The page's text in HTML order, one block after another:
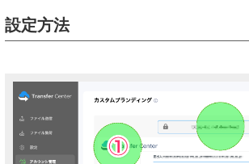
設定方法